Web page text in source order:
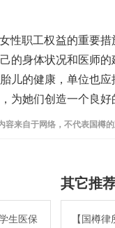
性职工权益的重要措
的身体状况和医师
儿的健康，单位也应
为她们创造一个良好
容来自于网络，不代表国樽的
生医保
其它推
【国樽